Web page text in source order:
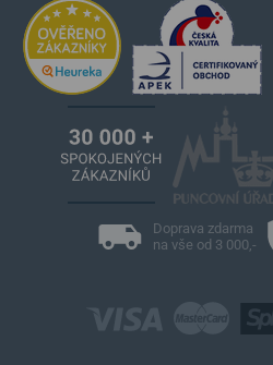
Doprava zdarma
na vše od 3 000,-